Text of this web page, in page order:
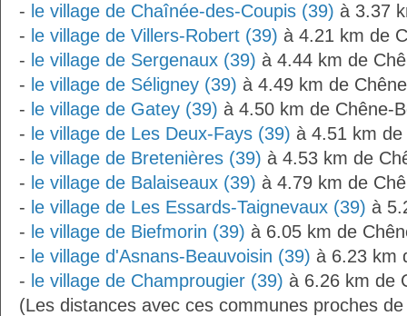
- le village de Chaînée-des-Coupis (39) à 3.37
- le village de Villers-Robert (39) à 4.21 km de
- le village de Sergenaux (39) à 4.44 km de
- le village de Séligney (39) à 4.49 km de
- le village de Gatey (39) à 4.50 km de Chêne-
- le village de Les Deux-Fays (39) à 4.51 km
- le village de Bretenières (39) à 4.53 km de
- le village de Balaiseaux (39) à 4.79 km de
- le village de Les Essards-Taignevaux (39) à
- le village de Biefmorin (39) à 6.05 km de
- le village d'Asnans-Beauvoisin (39) à 6.23 km
- le village de Champrougier (39) à 6.26 km de
(Les distances avec ces communes proches